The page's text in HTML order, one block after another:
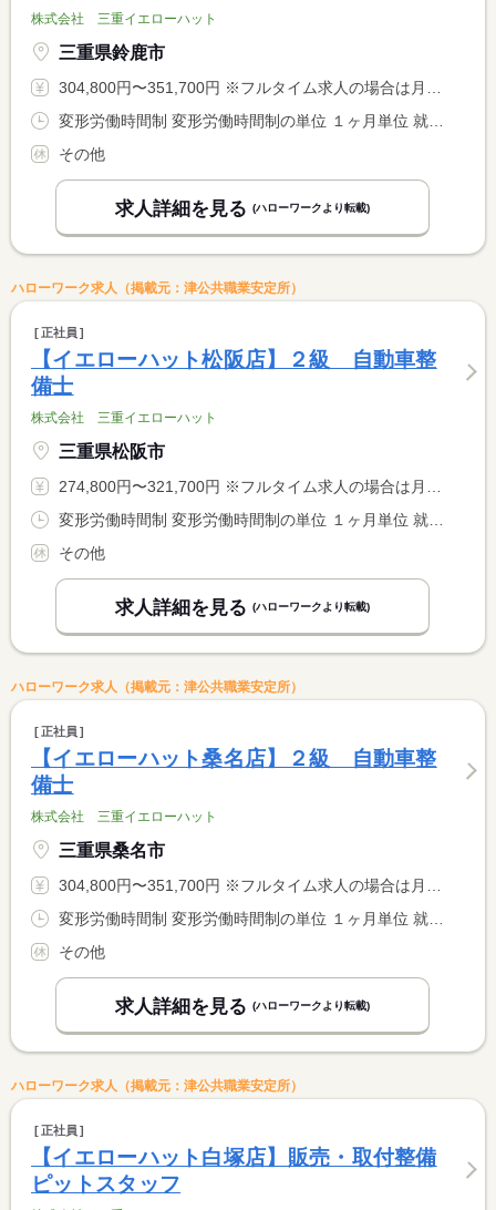
株式会社 三重イエローハット
三重県鈴鹿市
304,800円〜351,700円 ※フルタイム求人の場合は月額（換算額）、パート求人の場合は時間額を表示しています。
その他
求人詳細を見る (ハローワークより転載)
ハローワーク求人（掲載元：津公共職業安定所）
正社員
【イエローハット松阪店】２級 自動車整
備士
株式会社 三重イエローハット
三重県松阪市
274,800円〜321,700円 ※フルタイム求人の場合は月額（換算額）、パート求人の場合は時間額を表示しています。
その他
求人詳細を見る (ハローワークより転載)
ハローワーク求人（掲載元：津公共職業安定所）
正社員
【イエローハット桑名店】２級 自動車整
備士
株式会社 三重イエローハット
三重県桑名市
304,800円〜351,700円 ※フルタイム求人の場合は月額（換算額）、パート求人の場合は時間額を表示しています。
その他
求人詳細を見る (ハローワークより転載)
ハローワーク求人（掲載元：津公共職業安定所）
正社員
【イエローハット白塚店】販売・取付整備
ピットスタッフ